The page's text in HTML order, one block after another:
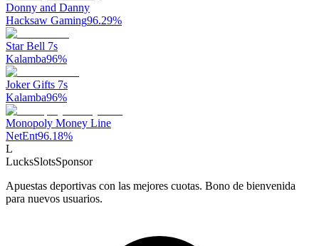
Donny and Danny
Hacksaw Gaming96.29%
Star Bell 7s
Kalamba96%
Joker Gifts 7s
Kalamba96%
Monopoly Money Line
NetEnt96.18%
L
LucksSlotsSponsor
Apuestas deportivas con las mejores cuotas. Bono de bienvenida
para nuevos usuarios.